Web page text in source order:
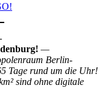
—
Berlin-
Tage rund um die Uhr!
sind ohne digitale